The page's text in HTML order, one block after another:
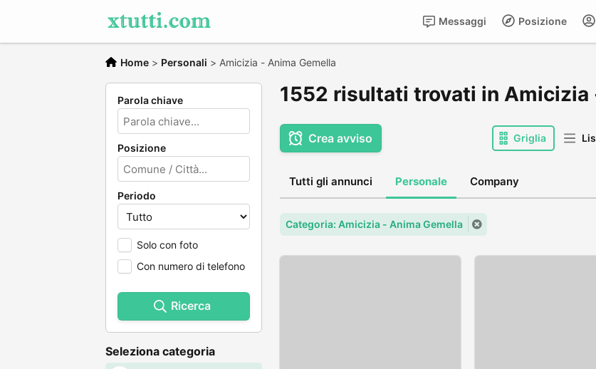
Posizione
Messaggi
Home > Personali > Amicizia - Anima Gemella
Parola chiave
Posizione
Periodo
Solo con foto
Con numero di telefono
Ricerca
Seleziona categoria
1552 risultati trovati in Amicizia
Crea avviso Griglia
Tutti gli annunci Personale Company
Categoria: Amicizia - Anima Gemella